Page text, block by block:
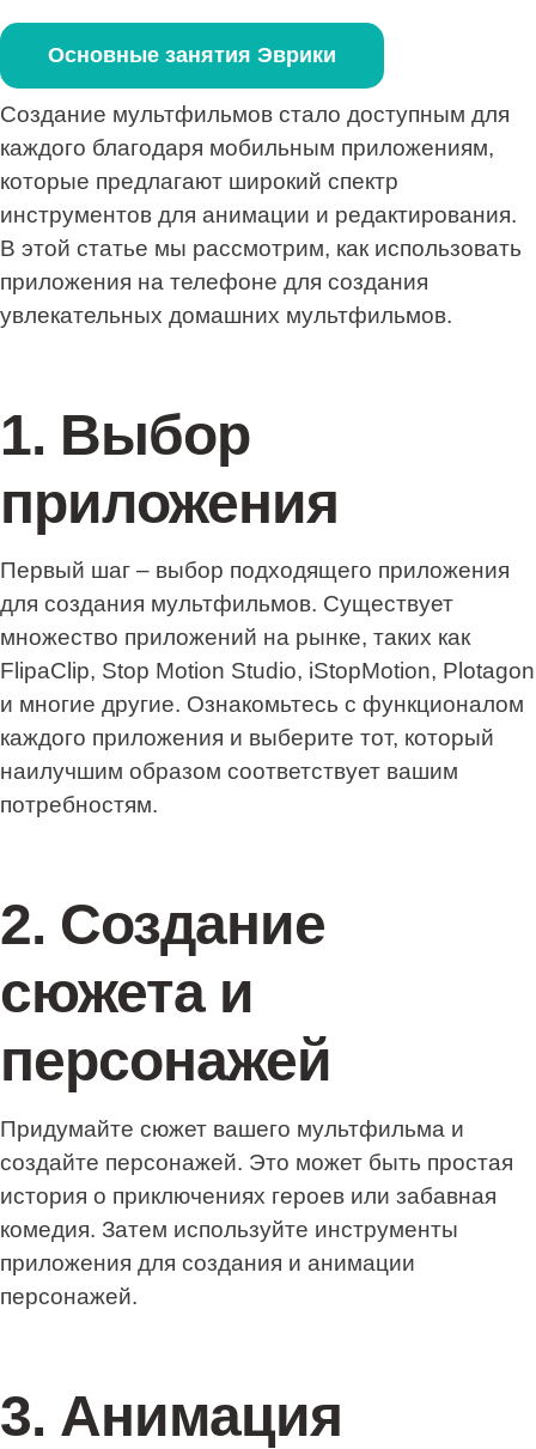
Основные занятия Эврики
Создание мультфильмов стало доступным для
каждого благодаря мобильным приложениям,
которые предлагают широкий спектр
инструментов для анимации и редактирования.
В этой статье мы рассмотрим, как использовать
приложения на телефоне для создания
увлекательных домашних мультфильмов.
1. Выбор
приложения
Первый шаг – выбор подходящего приложения
для создания мультфильмов. Существует
множество приложений на рынке, таких как
FlipaClip, Stop Motion Studio, iStopMotion, Plotagon
и многие другие. Ознакомьтесь с функционалом
каждого приложения и выберите тот, который
наилучшим образом соответствует вашим
потребностям.
2. Создание
сюжета и
персонажей
Придумайте сюжет вашего мультфильма и
создайте персонажей. Это может быть простая
история о приключениях героев или забавная
комедия. Затем используйте инструменты
приложения для создания и анимации
персонажей.
3. Анимация